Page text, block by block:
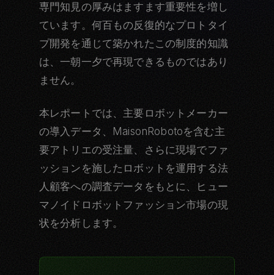
専門知見の厚みはますます重要性を増し
ています。何百もの反復的なプロトタイ
プ開発を通じて築かれたこの制度的知識
は、一朝一夕で再現できるものではあり
ません。
本レポートでは、主要ロボットメーカー
の導入データ、MaisonRobotoを含む主
要アトリエの受注量、さらに現場でファ
ッションを施したロボットを運用する法
人顧客への調査データをもとに、ヒュー
マノイドロボットファッション市場の現
状を分析します。